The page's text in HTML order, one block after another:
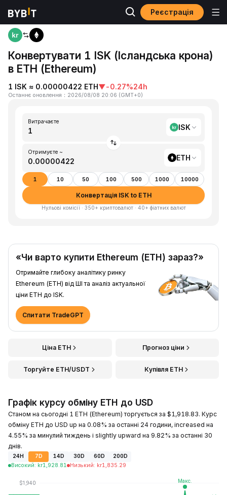
Реєстрація
Головна
Конвертувати 1 ISK (Ісландська крона)
в ETH (Ethereum)
1 ISK ≈ 0.00000422 ETH▼-0.27%24h
Останнє оновлення ： 2026/08/08 20:06 (GMT+0)
Витрачаєте
ISK
Отримуєте ~
ETH
1 10 50 100 500 1000 10000
Конвертація ISK to ETH
Нульові комісії · 350+ криптовалют · 40+ фіатних валют
«Чи варто купити Ethereum (ETH) зараз?»
Отримайте глибоку аналітику ринку
Ethereum (ETH) від ШІ та аналіз актуальної
ціни ETH до ISK.
Спитати TradeGPT
Ціна ETH Прогноз ціни
Торгуйте ETH/USDT Купівля ETH
Графік курсу обміну ETH до USD
Станом на сьогодні 1 ETH (Ethereum) торгується за $1,918.83. Курс
обміну ETH до USD up на 0.08% за останні 24 години, increased на
4.55% за минулий тиждень і slightly upward на 9.82% за останні 30
днів.
24H 7D 14D 30D 60D
200D
Високий: kr1,928.81 Низький: kr1,835.29